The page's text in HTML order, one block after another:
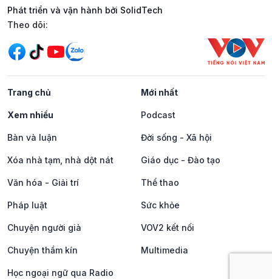
Phát triển và vận hành bởi SolidTech
Mạng xã hội
Theo dõi:
Trang chủ Mới nhất
Xem nhiều Podcast
Bàn và luận Đời sống - Xã hội
Xóa nhà tạm, nhà dột nát Giáo dục - Đào tạo
Văn hóa - Giải trí Thể thao
Pháp luật Sức khỏe
Chuyện người già VOV2 kết nối
Chuyện thầm kín Multimedia
Học ngoại ngữ qua Radio